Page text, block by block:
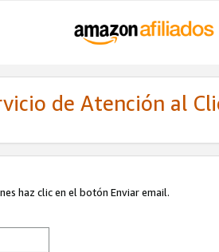
de Atención al
haz clic en el botón Enviar email.